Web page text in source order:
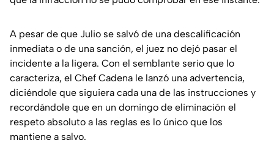
A pesar de que Julio se salvó de una descalificación
inmediata o de una sanción, el juez no dejó pasar el
incidente a la ligera. Con el semblante serio que lo
caracteriza, el Chef Cadena le lanzó una advertencia,
diciéndole que siguiera cada una de las instrucciones y
recordándole que en un domingo de eliminación el
respeto absoluto a las reglas es lo único que los
mantiene a salvo.